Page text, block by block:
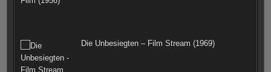
Die Unbesiegten – Film Stream (1969)